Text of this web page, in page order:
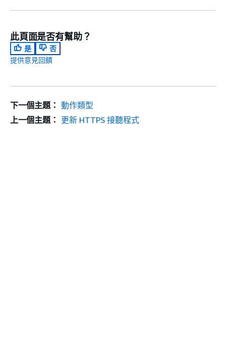
此頁面是否有幫助？
是
否
提供意見回饋
下一個主題： 動作類型
上一個主題： 更新 HTTPS 接聽程式